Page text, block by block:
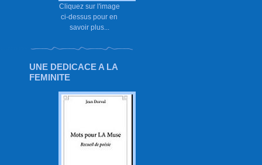
Cliquez sur l'image
ci-dessus pour en
savoir plus...
UNE DEDICACE A LA
FEMINITE